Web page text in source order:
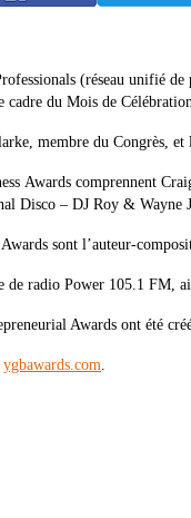
(réseau unifié
du Mois de
membre du Congrès,
Awards comprennent
Disco – DJ Roy & Wayne
sont l’auteur-
radio Power 105.1 FM,
Awards ont été
ygbawards.com.